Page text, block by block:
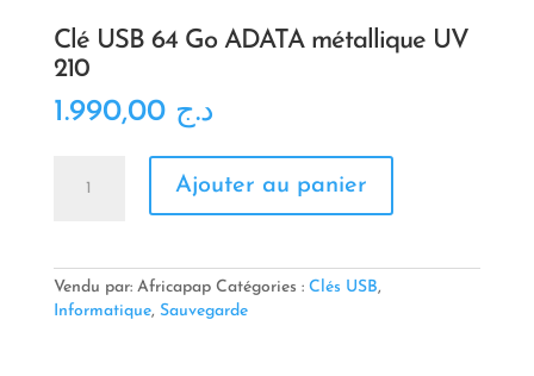
Clé USB 64 Go ADATA métallique UV
210
د.ج 1.990,00
Go
ADATA
Ajouter au panier
Vendu par: Africapap Catégories : Clés USB,
Informatique, Sauvegarde